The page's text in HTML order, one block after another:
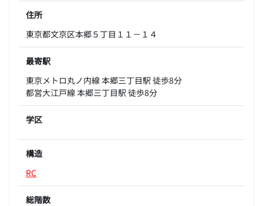
住所
東京都文京区本郷５丁目１１－１４
最寄駅
東京メトロ丸ノ内線 本郷三丁目駅 徒歩8分
都営大江戸線 本郷三丁目駅 徒歩8分
学区
構造
RC
総階数